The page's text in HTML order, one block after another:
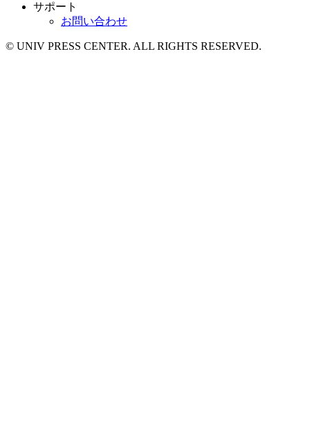
サポート
お問い合わせ
© UNIV PRESS CENTER. ALL RIGHTS RESERVED.